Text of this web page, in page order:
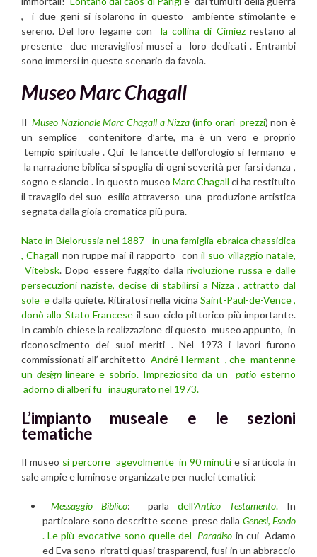
, i due geni si isolarono in questo ambiente stimolante e
sereno. Del loro legame conla collina di Cimiezrestano al
presente due meravigliosi musei a loro dedicati . Entrambi
sono immersi in questo scenario da favola.
Museo Marc Chagall
IlMuseo Nazionale Marc Chagall a Nizza (info orari prezzi) non è
un semplice contenitore d’arte, ma è un vero e proprio
tempio spirituale . Qui le lancette dell’orologio si fermano e
la narrazione biblica si spoglia di ogni severità per farsi danza ,
sogno e slancio . In questo museo Marc Chagall ci ha restituito
il travaglio del suo esilio attraverso una produzione artistica
segnata dalla gioia cromatica più pura.
Nato in Bielorussia nel 1887
in una famiglia ebraica chassidica
, Chagall non ruppe mai il rapporto conil suo villaggio natale,
Vitebsk. Dopo essere fuggito dallarivoluzione russa e dalle
persecuzioni naziste, decise di stabilirsi a Nizza , attratto dal
sole e dalla quiete. Ritiratosi nella vicina Saint-Paul-de-Vence ,
donò allo Stato Francese il suo ciclo pittorico più importante.
In cambio chiese la realizzazione di questo museo appunto, in
riconoscimento dei suoi meriti . Nel 1973 i lavori furono
commissionati all’ architetto André Hermant , che mantenne
un designlineare e sobrio. Impreziosito da unpatio esterno
adorno di alberi fu inaugurato nel 1973.
L’impianto museale e le sezioni
tematiche
Il museo si percorre agevolmente in 90 minuti e si articola in
sale ampie e luminose organizzate per nuclei tematici:
Messaggio Biblico: parla dell‘Antico Testamento.In
particolare sono descritte scene prese dalla Genesi, Esodo
. Le più evocative sono quelle del Paradiso in cui Adamo
ed Eva sono ritratti quasi trasparenti, fusi in un abbraccio